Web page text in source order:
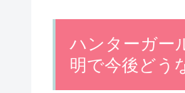
ハンターガー
明で今後どう